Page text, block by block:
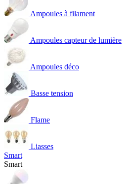
Ampoules à filament
Ampoules capteur de lumière
Ampoules déco
Basse tension
Flame
Liasses
Smart
Smart